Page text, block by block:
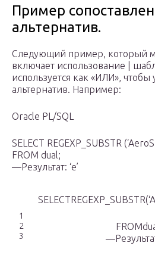
Пример
альтернатив.
Следующий пример, который
включает использование |
используется как «ИЛИ», чтобы
альтернатив. Например:
Oracle PL/SQL
SELECT REGEXP_SUBSTR
FROM dual;
—Результат: ‘e’
1
2
3